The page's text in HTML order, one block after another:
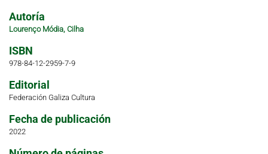
Autoría
Lourenço Módia, Cilha
ISBN
978-84-12-2959-7-9
Editorial
Federación Galiza Cultura
Fecha de publicación
2022